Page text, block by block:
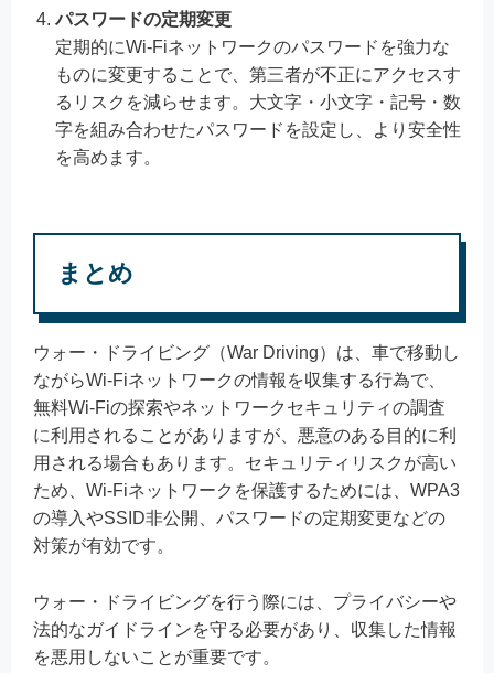
パスワードの定期変更
定期的にWi-Fiネットワークのパスワードを強力な
ものに変更することで、第三者が不正にアクセスす
るリスクを減らせます。大文字・小文字・記号・数
字を組み合わせたパスワードを設定し、より安全性
を高めます。
まとめ
ウォー・ドライビング（War Driving）は、車で移動し
ながらWi-Fiネットワークの情報を収集する行為で、
無料Wi-Fiの探索やネットワークセキュリティの調査
に利用されることがありますが、悪意のある目的に利
用される場合もあります。セキュリティリスクが高い
ため、Wi-Fiネットワークを保護するためには、WPA3
の導入やSSID非公開、パスワードの定期変更などの
対策が有効です。
ウォー・ドライビングを行う際には、プライバシーや
法的なガイドラインを守る必要があり、収集した情報
を悪用しないことが重要です。